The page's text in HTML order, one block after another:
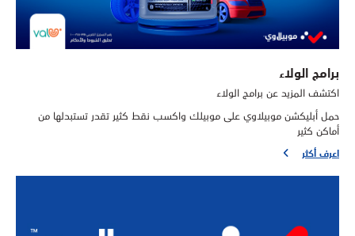
برامج الولاء
اكتشف المزيد عن برامج الولاء
حمل أبليكشن موبيلاوي على موبيلك واكسب نقط كثير تقدر تستبدلها من
أماكن كثير
اعرف أكثر